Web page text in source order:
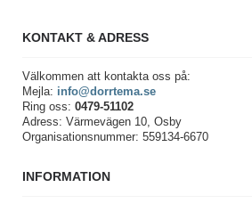
KONTAKT & ADRESS
Välkommen att kontakta oss på:
Mejla: info@dorrtema.se
Ring oss: 0479-51102
Adress: Värmevägen 10, Osby
Organisationsnummer: 559134-6670
INFORMATION